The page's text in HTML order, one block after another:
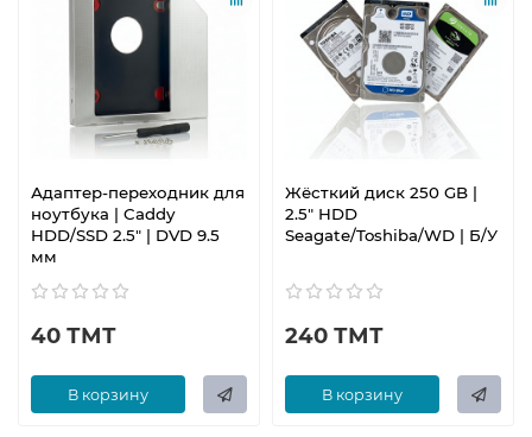
Адаптер-переходник для
ноутбука | Caddy
HDD/SSD 2.5" | DVD 9.5
мм
40 ТМТ
В корзину
Жёсткий диск 250 GB |
2.5" HDD
Seagate/Toshiba/WD | Б/У
240 ТМТ
В корзину